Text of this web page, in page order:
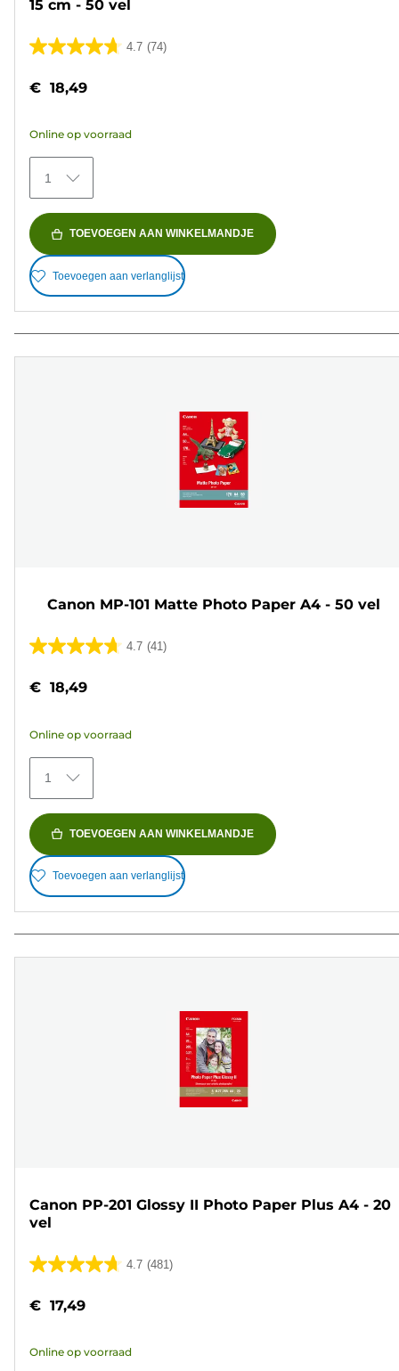
15 cm - 50 vel
4.7 (74)
4.7
de
sterren.
74
beoordelingen
€ 18,49
Online op voorraad
1
TOEVOEGEN AAN WINKELMANDJE
Toevoegen aan verlanglijst
Canon MP-101 Matte Photo Paper A4 - 50 vel
4.7 (41)
4.7
de
sterren.
41
beoordelingen
€ 18,49
Online op voorraad
1
TOEVOEGEN AAN WINKELMANDJE
Toevoegen aan verlanglijst
Canon PP-201 Glossy II Photo Paper Plus A4 - 20
vel
4.7 (481)
4.7
de
sterren.
€ 17,49
Online op voorraad